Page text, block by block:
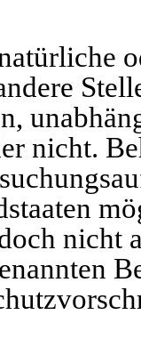
nicht.
nicht